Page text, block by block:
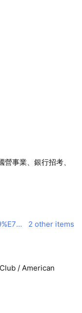
試(初等→普考→高
等特考→各類佐
)」→到「各類國營
的」！ 五、免費升
佐級考試」之後
等特考、員級考
各類四等特考、
「高考、各類三等
、台南、高雄)親
聽看」!→「每科多
！為您破題！為您
攻堅高手」！ 七、
度，最新權威教材
15本』)→並隨堂贈
」
事業、銀行招考、
www.facebook.com/%E5%98%89%E7%BE%A9%E5%A4%A7%E6%9D%B1%E6%B5%B7-%E5%9C%8B%E5%AE%B6%E5%85%AC%E8%81%B7%E5%9C%8B%E7%87%9F%E4%BA%8B%E6%A5%AD%E9%87%91%E8%9E%8D%E9%8A%80%E8%A1%8C%E8%AD%89%E7%85%A7%E5%B0%B1%E6%A5%AD%E8%80%83%E8%A9%A6-%E8%A3%9C%E7%BF%92%E7%8F%AD-256394171877358/?modal=admin_todo_tour
2 other items
/ American